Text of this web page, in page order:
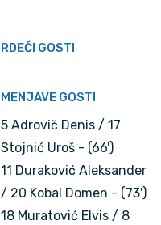
RDEČI GOSTI
MENJAVE GOSTI
5 Adrovič Denis / 17
Stojnić Uroš - (66')
11 Duraković Aleksander
/ 20 Kobal Domen - (73')
18 Muratović Elvis / 8